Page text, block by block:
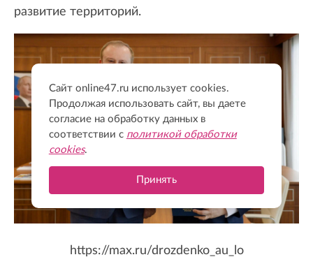
развитие территорий.
https://max.ru/drozdenko_au_lo
Сайт online47.ru использует cookies.
Продолжая использовать сайт, вы даете
согласие на обработку данных в
соответствии с политикой обработки
cookies.
Принять